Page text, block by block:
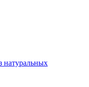
натуральных